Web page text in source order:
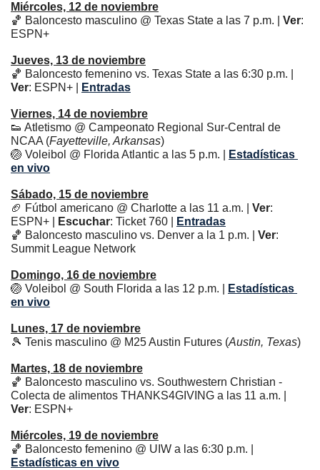
Miércoles, 12 de noviembre
🏀 Baloncesto masculino @ Texas State a las 7 p.m. | Ver:
ESPN+
Jueves, 13 de noviembre
🏀
Ver: ESPN+ | Entradas
Viernes, 14 de noviembre
👟 Atletismo @ Campeonato Regional Sur-Central de
NCAA (Fayetteville, Arkansas)
🏐 Voleibol @ Florida Atlantic a las 5 p.m. |
Estadísticas
en vivo
Sábado, 15 de noviembre
🏈 Fútbol americano @ Charlotte a las 11 a.m. | Ver:
ESPN+ |
Escuchar: Ticket 760 |
Entradas
🏀 Baloncesto masculino vs. Denver a la 1 p.m. | Ver:
Summit League Network
Domingo, 16 de noviembre
🏐 Voleibol @ South Florida a las 12 p.m. |
Estadísticas
en vivo
Lunes, 17 de noviembre
🎾 Tenis masculino @ M25 Austin Futures (Austin, Texas)
Martes, 18 de noviembre
🏀 Baloncesto masculino vs. Southwestern Christian -
Ver: ESPN+
Miércoles, 19 de noviembre
🏀
Estadísticas en vivo